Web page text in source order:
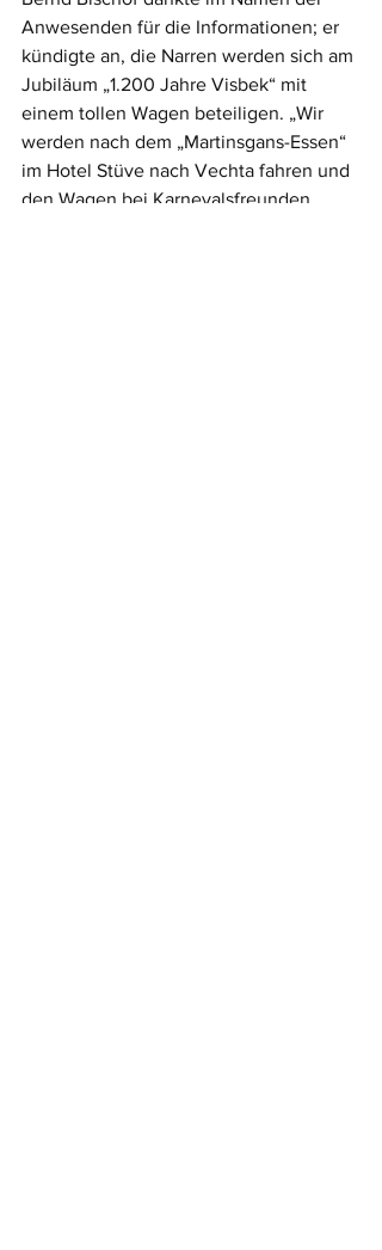
Anwesenden für die Informationen; er
kündigte an, die Narren werden sich am
Jubiläum „1.200 Jahre Visbek“ mit
einem tollen Wagen beteiligen. „Wir
werden nach dem „Martinsgans-Essen“
im Hotel Stüve nach Vechta fahren und
den Wagen bei Karnevalsfreunden